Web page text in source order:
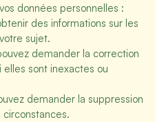
données personnelles :
des informations sur les
sujet.
demander la correction
sont inexactes ou
demander la suppression